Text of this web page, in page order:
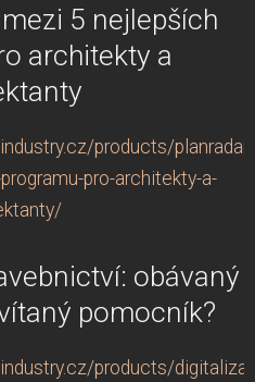
5 nejlepších
architekty a
products/planradar-
pro-architekty-a-
obávaný
pomocník?
products/